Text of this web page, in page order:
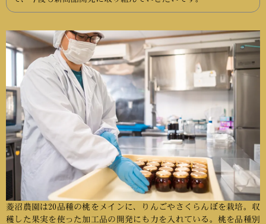
菱沼農園は20品種の桃をメインに、りんごやさくらんぼを栽培。収
穫した果実を使った加工品の開発にも力を入れている。桃を品種別